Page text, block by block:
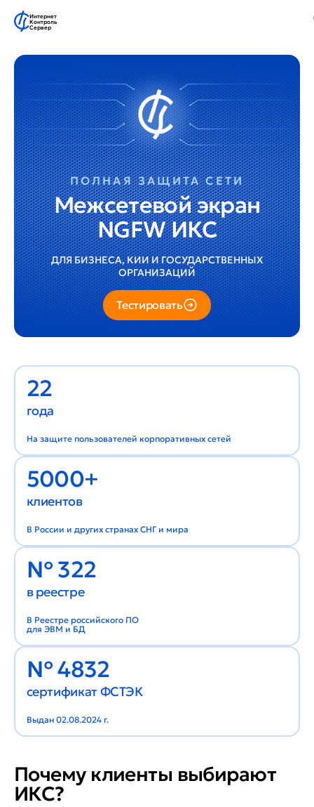
Интернет
Контроль
Сервер
ПОЛНАЯ ЗАЩИТА СЕТИ
Межсетевой экран
NGFW ИКС
ДЛЯ БИЗНЕСА, КИИ И ГОСУДАРСТВЕННЫХ
ОРГАНИЗАЦИЙ
Тестировать
22
года
На защите пользователей корпоративных сетей
5000+
клиентов
В России и других странах СНГ и мира
№ 322
в реестре
В Реестре российского ПО
для ЭВМ и БД
№ 4832
сертификат ФСТЭК
Выдан 02.08.2024 г.
Почему клиенты выбирают
ИКС?